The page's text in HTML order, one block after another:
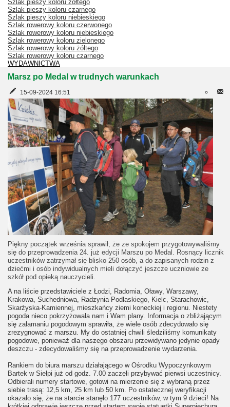
Szlak pieszy koloru żółtego
Szlak pieszy koloru czarnego
Szlak pieszy koloru niebieskiego
Szlak rowerowy koloru czerwonego
Szlak rowerowy koloru niebieskiego
Szlak rowerowy koloru zielonego
Szlak rowerowy koloru żółtego
Szlak rowerowy koloru czarnego
WYDAWNICTWA
Marsz po Medal w trudnych warunkach
15-09-2024 16:51
Piękny początek września sprawił, że ze spokojem przygotowywaliśmy
się do przeprowadzenia 24. już edycji Marszu po Medal. Rosnący licznik
uczestników zatrzymał się blisko 250 osób, a do zapisanych rodzin z
dziećmi i osób indywidualnych mieli dołączyć jeszcze uczniowie ze
szkół pod opieką nauczycieli.
A na liście przedstawiciele z Łodzi, Radomia, Oławy, Warszawy,
Krakowa, Suchedniowa, Radzynia Podlaskiego, Kielc, Starachowic,
Skarżyska-Kamiennej, mieszkańcy ziemi koneckiej i regionu. Niestety
pogoda nieco pokrzyżowała nam i Wam plany. Informacja o zbliżającym
się załamaniu pogodowym sprawiła, że wiele osób zdecydowało się
zrezygnować z marszu. My do ostatniej chwili śledziliśmy komunikaty
pogodowe, ponieważ dla naszego obszaru przewidywano jedynie opady
deszczu - zdecydowaliśmy się na przeprowadzenie wydarzenia.
Rankiem do biura marszu działającego w Ośrodku Wypoczynkowym
Bartek w Sielpi już od godz. 7.00 zaczęli przybywać pierwsi uczestnicy.
Odbierali numery startowe, gotowi na mierzenie się z wybraną przez
siebie trasą: 12,5 km, 25 km lub 50 km. Po ostatecznej weryfikacji
okazało się, że na starcie stanęło 177 uczestników, w tym 9 dzieci! Na